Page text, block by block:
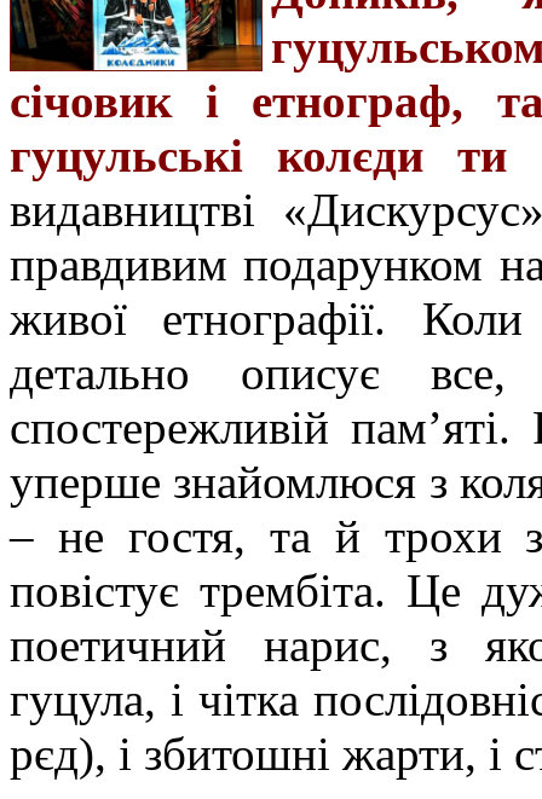
січовик і етнограф,
гуцульські колєди
видавництві
правдивим подарунком
живої етнографії.
детально описує
спостережливій
уперше знайомлюся з
– не гостя, та й трохи
повістує трембіта. Це
поетичний нарис, з
гуцула, і чітка
рєд), і збитошні жарти, і